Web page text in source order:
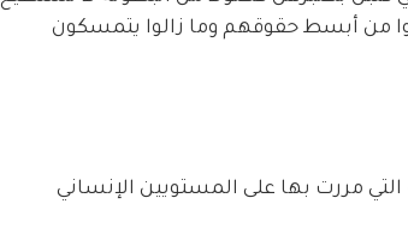
من أبسط حقوقهم وما زالوا يتمسكون
مررت بها على المستويين الإنساني